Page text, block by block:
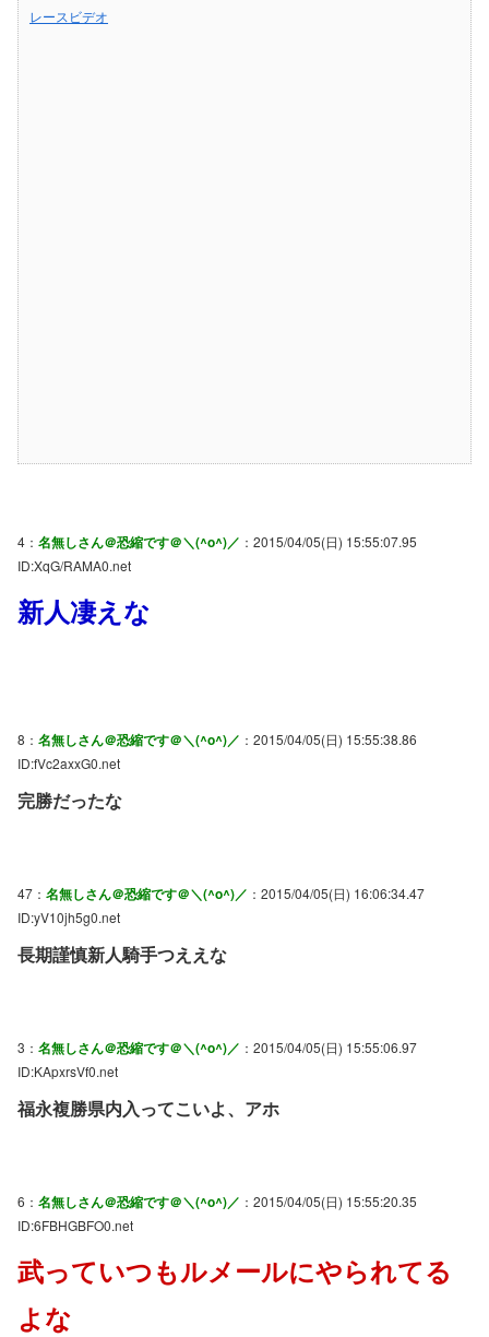
レースビデオ
4： 名無しさん＠恐縮です＠＼(^o^)／ ：2015/04/05(日) 15:55:07.95
ID:XqG/RAMA0.net
新人凄えな
8： 名無しさん＠恐縮です＠＼(^o^)／ ：2015/04/05(日) 15:55:38.86
ID:fVc2axxG0.net
完勝だったな
47： 名無しさん＠恐縮です＠＼(^o^)／ ：2015/04/05(日) 16:06:34.47
ID:yV10jh5g0.net
長期謹慎新人騎手つええな
3： 名無しさん＠恐縮です＠＼(^o^)／ ：2015/04/05(日) 15:55:06.97
ID:KApxrsVf0.net
福永複勝県内入ってこいよ、アホ
6： 名無しさん＠恐縮です＠＼(^o^)／ ：2015/04/05(日) 15:55:20.35
ID:6FBHGBFO0.net
武っていつもルメールにやられてる
よな